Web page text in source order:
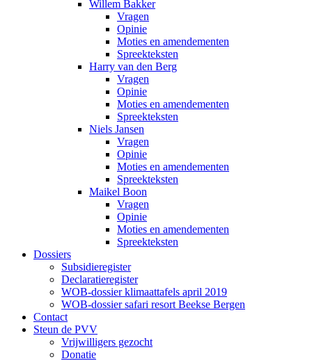
Willem Bakker
Vragen
Opinie
Moties en amendementen
Spreekteksten
Harry van den Berg
Vragen
Opinie
Moties en amendementen
Spreekteksten
Niels Jansen
Vragen
Opinie
Moties en amendementen
Spreekteksten
Maikel Boon
Vragen
Opinie
Moties en amendementen
Spreekteksten
Dossiers
Subsidieregister
Declaratieregister
WOB-dossier klimaattafels april 2019
WOB-dossier safari resort Beekse Bergen
Contact
Steun de PVV
Vrijwilligers gezocht
Donatie